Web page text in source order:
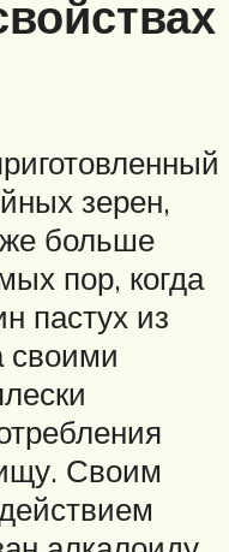
зерен,
больше
пор, когда
пастух из
своими
Своим